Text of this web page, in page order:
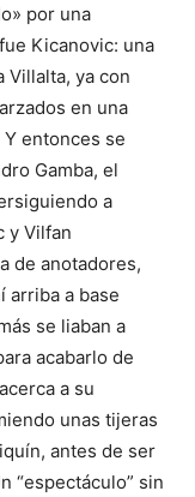
por una
Kicanovic: una
Villalta, ya con
en una
entonces se
Gamba, el
a
y Vilfan
de anotadores,
arriba a base
se liaban a
acabarlo de
a su
unas tijeras
antes de ser
“espectáculo” sin